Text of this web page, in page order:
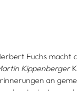
Fuchs macht
Kippenberger
an